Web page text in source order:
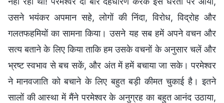
उसने भयंकर अपमान सहे, लोगों की निंदा, विरोध, विद्रोह और
गलतफहमियों का सामना किया। उसने यह सब हमें अपने वचन और
सत्य बताने के लिए किया ताकि हम उसके वचनों के अनुसार चलें और
भ्रष्ट स्वभाव से बच सकें, और अंत में हमें बचाया जा सके। परमेश्वर
ने मानवजाति को बचाने के लिए बहुत बड़ी कीमत चुकाई है। इतने
सालों की आस्था में मैंने परमेश्वर के अनुग्रह का बहुत आनंद उठाया,